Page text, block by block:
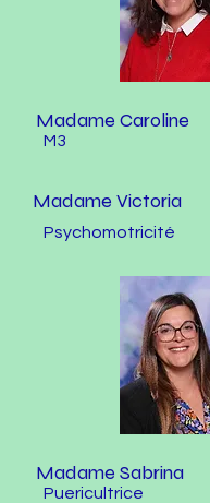
Madame Caroline
M3
Madame Victoria
Psychomotricité
Madame Sabrina
Puericultrice